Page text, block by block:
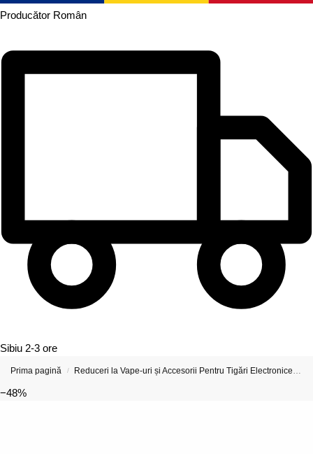
Producător Român
Sibiu 2-3 ore
Prima pagină / Reduceri la Vape-uri și Accesorii Pentru Tigări Electronice
−48%